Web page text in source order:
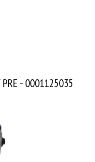
PRE - 0001125035